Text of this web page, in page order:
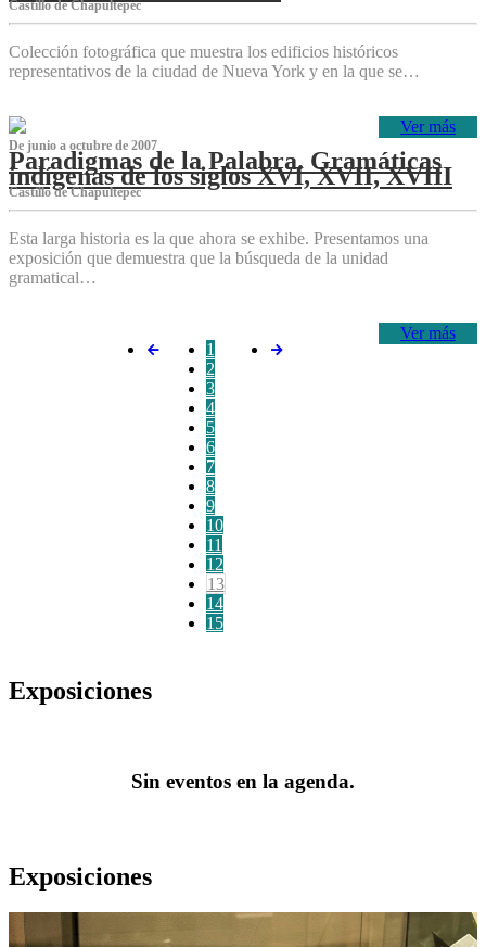
Castillo de Chapultepec
Colección fotográfica que muestra los edificios históricos
representativos de la ciudad de Nueva York y en la que se…
Ver más
De junio a octubre de 2007
Paradigmas de la Palabra. Gramáticas
indígenas de los siglos XVI, XVII, XVIII
Castillo de Chapultepec
Esta larga historia es la que ahora se exhibe. Presentamos una
exposición que demuestra que la búsqueda de la unidad
gramatical…
Ver más
1
2
3
4
5
6
7
8
9
10
11
12
13
14
15
Exposiciones
Sin eventos en la agenda.
Exposiciones